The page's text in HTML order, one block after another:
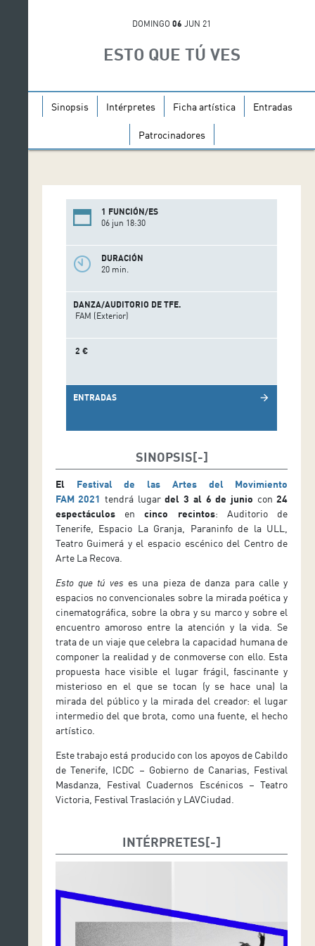
DOMINGO 06 JUN 21
ESTO QUE TÚ VES
Sinopsis Intérpretes Ficha artística Entradas
Patrocinadores
1 FUNCIÓN/ES
06 jun 18:30
DURACIÓN
20 min.
DANZA/AUDITORIO DE TFE.
FAM (Exterior)
2 €
ENTRADAS arrow_forward
SINOPSIS
El Festival de las Artes del Movimiento
FAM2021 tendrá lugardel 3 al 6 de junio con24
espectáculosencinco recintos: Auditorio de
Tenerife, Espacio La Granja, Paraninfo de la ULL,
Teatro Guimerá y el espacio escénico del Centro de
Arte La Recova.
Esto que tú ves es una pieza de danza para calle y
espacios no convencionales sobre la mirada poética y
cinematográfica, sobre la obra y su marco y sobre el
encuentro amoroso entre la atención y la vida. Se
trata de un viaje que celebra la capacidad humana de
componer la realidad y de conmoverse con ello. Esta
propuesta hace visible el lugar frágil, fascinante y
misterioso en el que se tocan (y se hace una) la
mirada del público y la mirada del creador: el lugar
intermedio del que brota, como una fuente, el hecho
artístico.
Este trabajo está producido con los apoyos de Cabildo
de Tenerife, ICDC – Gobierno de Canarias, Festival
Masdanza, Festival Cuadernos Escénicos – Teatro
Victoria, Festival Traslación y LAVCiudad.
INTÉRPRETES